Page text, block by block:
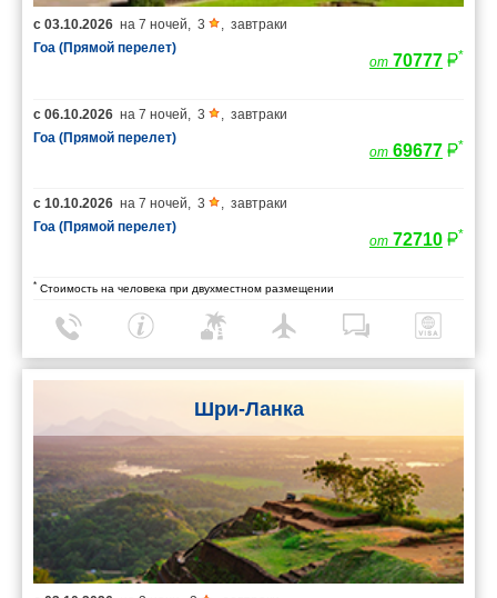
с 03.10.2026 на 7 ночей, 3 , завтраки
Гоа (Прямой перелет)
от 70777 *
с 06.10.2026 на 7 ночей, 3 , завтраки
Гоа (Прямой перелет)
от 69677 *
с 10.10.2026 на 7 ночей, 3 , завтраки
Гоа (Прямой перелет)
от 72710 *
* Стоимость на человека при двухместном размещении
Шри-Ланка